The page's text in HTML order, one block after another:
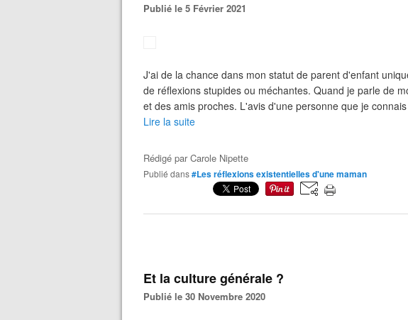
Publié le 5 Février 2021
J'ai de la chance dans mon statut de parent d'enfant
de réflexions stupides ou méchantes. Quand je parle de
et des amis proches. L'avis d'une personne que je
Lire la suite
Rédigé parCarole Nipette
Publié dans#Les réflexions existentielles d'une maman
Et la culture générale ?
Publié le 30 Novembre 2020